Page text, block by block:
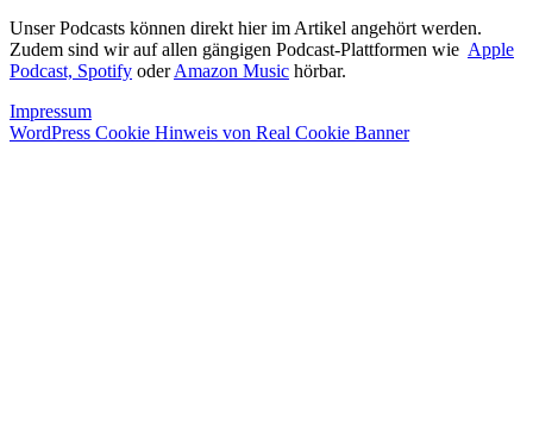
Unser Podcasts können direkt hier im Artikel angehört werden.
Zudem sind wir auf allen gängigen Podcast-Plattformen wie Apple
Podcast, Spotify oderAmazon Music hörbar.
Impressum
WordPress Cookie Hinweis von Real Cookie Banner